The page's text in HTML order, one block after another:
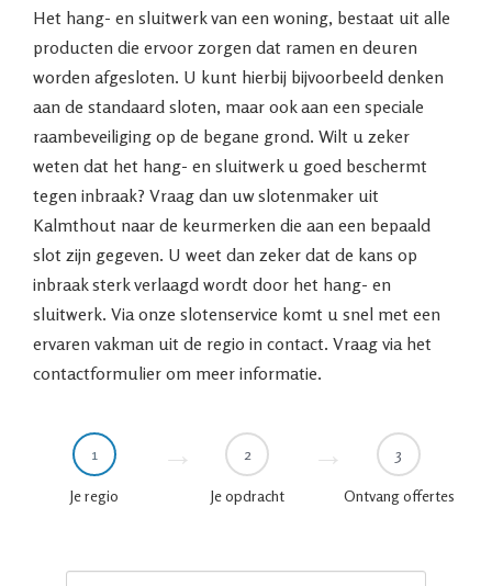
Het hang- en sluitwerk van een woning, bestaat uit alle
producten die ervoor zorgen dat ramen en deuren
worden afgesloten. U kunt hierbij bijvoorbeeld denken
aan de standaard sloten, maar ook aan een speciale
raambeveiliging op de begane grond. Wilt u zeker
weten dat het hang- en sluitwerk u goed beschermt
tegen inbraak? Vraag dan uw slotenmaker uit
Kalmthout naar de keurmerken die aan een bepaald
slot zijn gegeven. U weet dan zeker dat de kans op
inbraak sterk verlaagd wordt door het hang- en
sluitwerk. Via onze slotenservice komt u snel met een
ervaren vakman uit de regio in contact. Vraag via het
contactformulier om meer informatie.
1
Je regio
2
Je opdracht
3
Ontvang offertes